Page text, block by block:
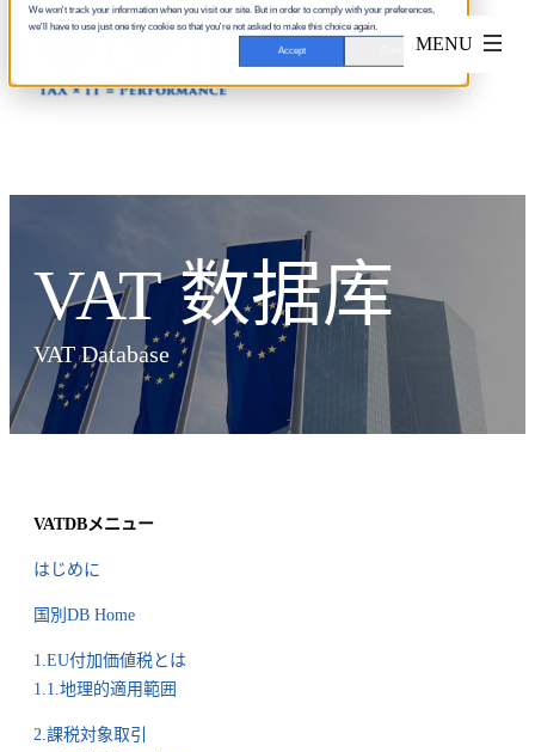
We won't track your information when you visit our site. But in order to comply with your preferences,
we'll have to use just one tiny cookie so that you're not asked to make this choice again.
Accept
VAT 数据库
VAT Database
VATDBメニュー
はじめに
国別DB Home
1.EU付加価値税とは
1.1.地理的適用範囲
2.課税対象取引